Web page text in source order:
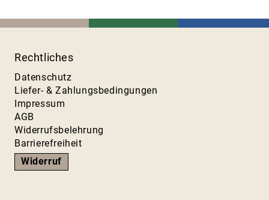
Rechtliches
Datenschutz
Liefer- & Zahlungsbedingungen
Impressum
AGB
Widerrufsbelehrung
Barrierefreiheit
Widerruf